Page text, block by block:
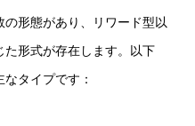
形態があり、リワード型以
形式が存在します。以下
タイプです：